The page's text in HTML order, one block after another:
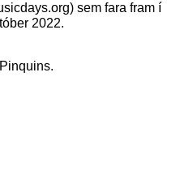
) sem fara fram í
2022.